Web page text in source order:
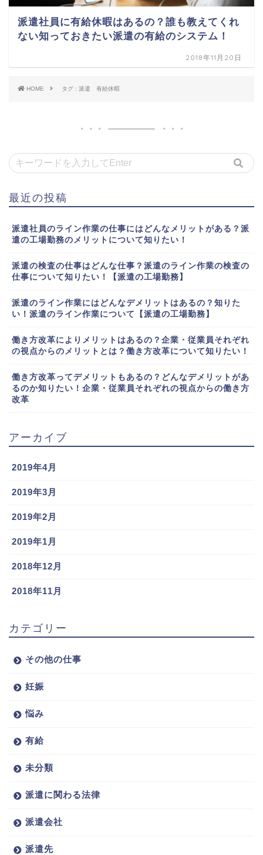
派遣社員に有給休暇はあるの？誰も教えてくれ
ない知っておきたい派遣の有給のシステム！
2018年11月20日
HOME タグ : 派遣 有給休暇
最近の投稿
派遣社員のライン作業の仕事にはどんなメリットがある？派
遣の工場勤務のメリットについて知りたい！
派遣の検査の仕事はどんな仕事？派遣のライン作業の検査の
仕事について知りたい！【派遣の工場勤務】
派遣のライン作業にはどんなデメリットはあるの？知りた
い！派遣のライン作業について【派遣の工場勤務】
働き方改革によりメリットはあるの？企業・従業員それぞれ
の視点からのメリットとは？働き方改革について知りたい！
働き方改革ってデメリットもあるの？どんなデメリットがあ
るのか知りたい！企業・従業員それぞれの視点からの働き方
改革
アーカイブ
2019年4月
2019年3月
2019年2月
2019年1月
2018年12月
2018年11月
カテゴリー
その他の仕事
妊娠
悩み
有給
未分類
派遣に関わる法律
派遣会社
派遣先